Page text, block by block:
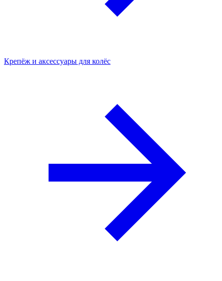
Крепёж и аксессуары для колёс